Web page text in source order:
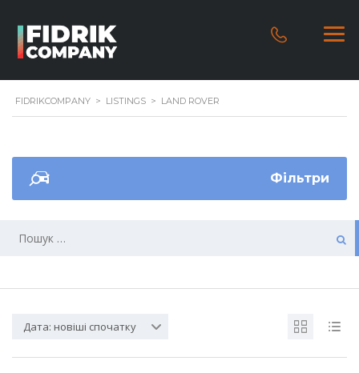
FIDRIKCOMPANY > LISTINGS > LAND ROVER
Фільтри
Дата: новіші спочатку